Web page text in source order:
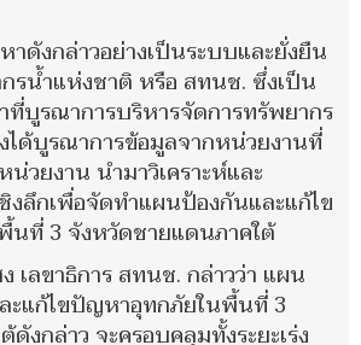
าดังกล่าวอย่างเป็นระบบและยั่งยืน
รน้ำแห่งชาติ หรือ สทนช. ซึ่งเป็น
บูรณาการบริหารจัดการทรัพยากร
ได้บูรณาการข้อมูลจากหน่วยงานที่
น่วยงาน นำมาวิเคราะห์และ
งลึกเพื่อจัดทำแผนป้องกันและแก้ไข
ที่ 3 จังหวัดชายแดนภาคใต้
เลขาธิการ สทนช. กล่าวว่า แผน
ะแก้ไขปัญหาอุทกภัยในพื้นที่ 3
งกล่าว จะครอบคลุมทั้งระยะเร่ง